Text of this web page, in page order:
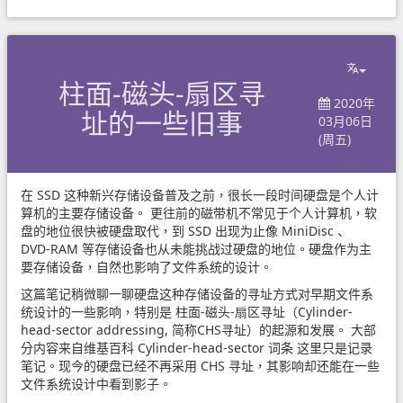
柱面-磁头-扇区寻
址的一些旧事
2020年
03月06日
(周五)
在 SSD 这种新兴存储设备普及之前，很长一段时间硬盘是个人计
算机的主要存储设备。 更往前的磁带机不常见于个人计算机，软
盘的地位很快被硬盘取代，到 SSD 出现为止像 MiniDisc 、
DVD-RAM 等存储设备也从未能挑战过硬盘的地位。硬盘作为主
要存储设备，自然也影响了文件系统的设计。
这篇笔记稍微聊一聊硬盘这种存储设备的寻址方式对早期文件系
统设计的一些影响，特别是 柱面-磁头-扇区寻址（Cylinder-
head-sector addressing, 简称CHS寻址）的起源和发展。 大部
分内容来自维基百科 Cylinder-head-sector 词条 这里只是记录
笔记。现今的硬盘已经不再采用 CHS 寻址，其影响却还能在一些
文件系统设计中看到影子。